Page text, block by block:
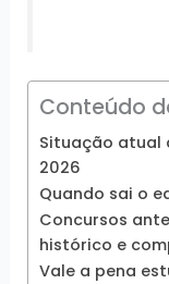
Conteúdo
Situação atual
2026
Quando sai o
Concursos
histórico e
Vale a pena